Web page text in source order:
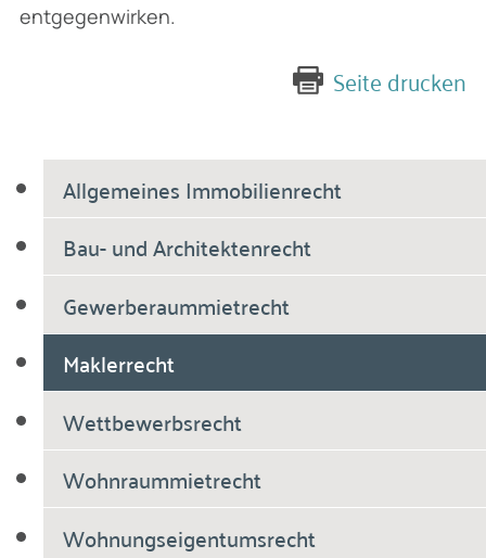
Allgemeines Immobilienrecht
Bau- und Architektenrecht
Gewerberaummietrecht
Maklerrecht
Wettbewerbsrecht
Wohnraummietrecht
Wohnungseigentumsrecht
entgegenwirken.
Seite drucken